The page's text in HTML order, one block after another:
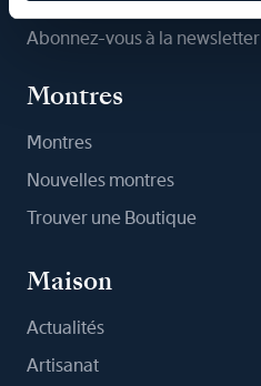
Abonnez-vous à la newsletter
Montres
Montres
Nouvelles montres
Trouver une Boutique
Maison
Actualités
Artisanat